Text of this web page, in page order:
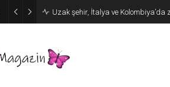
Aşkları sette başladı! Serra
kutlama